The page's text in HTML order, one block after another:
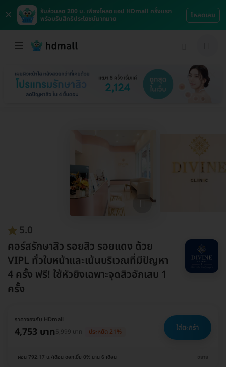
×
รับส่วนลด 200 บ. เพียงโหลดแอป HDmall ครั้งแรก
พร้อมรับสิทธิประโยชน์มากมาย
โหลดเลย
5.0
คอร์สรักษาสิว รอยสิว รอยแดง ด้วย
VIPL ทั่วใบหน้าและเน้นบริเวณที่มีปัญหา
4 ครั้ง ฟรี! ใช้หัวยิงเฉพาะจุดสิวอักเสบ 1
ครั้ง
ราคาจองกับ HDmall
4,753 บาท5,999 บาท ประหยัด 21% ใส่ตะกร้า
ผ่อน 792.17 บ./เดือน ดอกเบี้ย 0% นาน 6 เดือน ขยาย